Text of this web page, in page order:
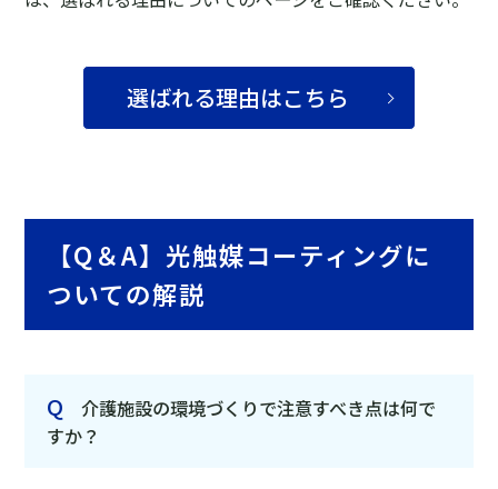
選ばれる理由はこちら
【Q＆A】光触媒コーティングに
ついての解説
Q 介護施設の環境づくりで注意すべき点は何で
すか？